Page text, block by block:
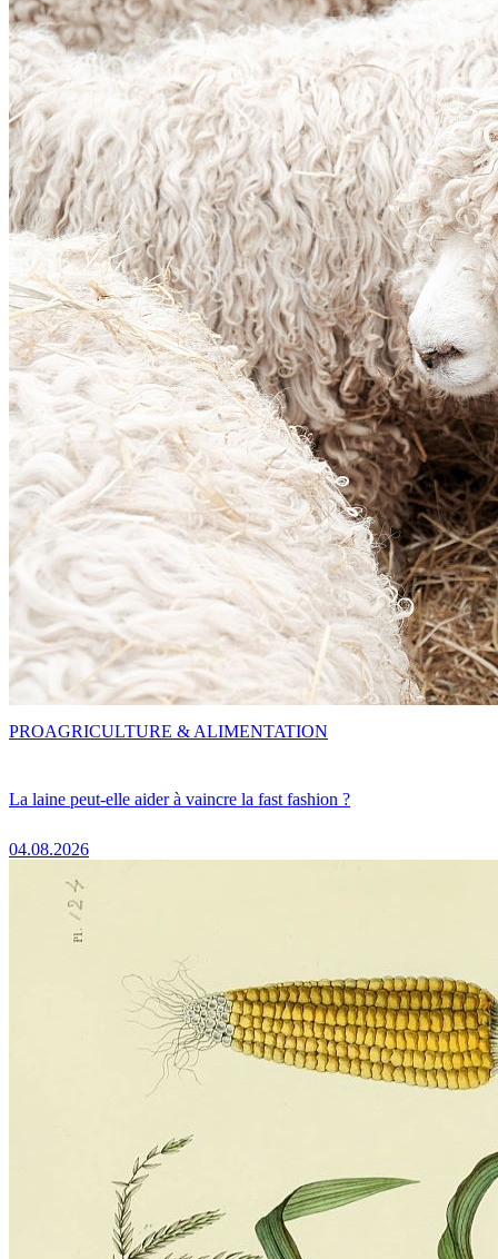
La laine peut-elle aider à vaincre la fast fashion ?
04.08.2026
PROAGRICULTURE & ALIMENTATION